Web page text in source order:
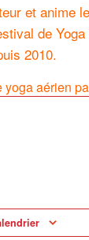
et anime
de
2010.
yoga aérien